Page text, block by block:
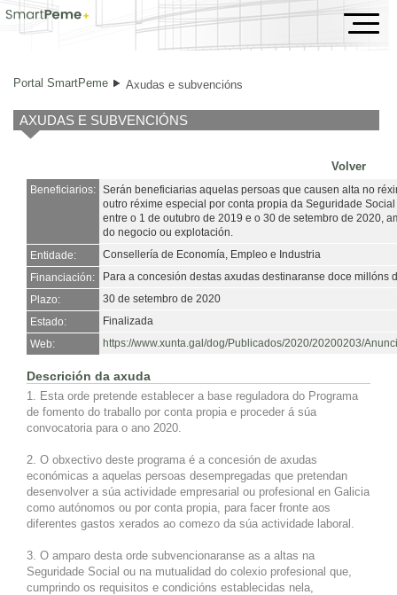
Axudas e subvencións
Portal SmartPeme Axudas e subvencións
AXUDAS E SUBVENCIÓNS
Volver
Beneficiarios: Serán beneficiarias aquelas persoas que causen alta no
outro réxime especial por conta propia da Seguridade
entre o 1 de outubro de 2019 e o 30 de setembro de 2020,
do negocio ou explotación.
Entidade:
Consellería de Economía, Empleo e Industria
Financiación:
Para a concesión destas axudas destinaranse doce millóns
Plazo:
30 de setembro de 2020
Estado:
Finalizada
Web:
https://www.xunta.gal/dog/Publicados/2020/20200203/
Descrición da axuda
1. Esta orde pretende establecer a base reguladora do Programa
de fomento do traballo por conta propia e proceder á súa
convocatoria para o ano 2020.
2. O obxectivo deste programa é a concesión de axudas
económicas a aquelas persoas desempregadas que pretendan
desenvolver a súa actividade empresarial ou profesional en Galicia
como autónomos ou por conta propia, para facer fronte aos
diferentes gastos xerados ao comezo da súa actividade laboral.
3. O amparo desta orde subvencionaranse as a altas na
Seguridade Social ou na mutualidad do colexio profesional que,
cumprindo os requisitos e condicións establecidas nela,